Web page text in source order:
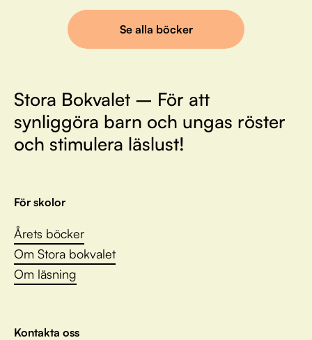
Se alla böcker
Stora Bokvalet – För att
synliggöra barn och ungas röster
och stimulera läslust!
För skolor
Årets böcker
Om Stora bokvalet
Om läsning
Kontakta oss